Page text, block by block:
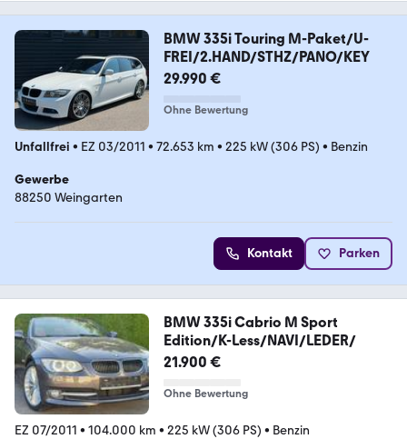
BMW 335i Touring M-Paket/U-
FREI/2.HAND/STHZ/PANO/KEY
29.990 €
Ohne Bewertung
Unfallfrei • EZ 03/2011 • 72.653 km • 225 kW (306 PS) • Benzin
Gewerbe
88250 Weingarten
Kontakt Parken
BMW 335i Cabrio M Sport
Edition/K-Less/NAVI/LEDER/
21.900 €
Ohne Bewertung
EZ 07/2011 • 104.000 km • 225 kW (306 PS) • Benzin